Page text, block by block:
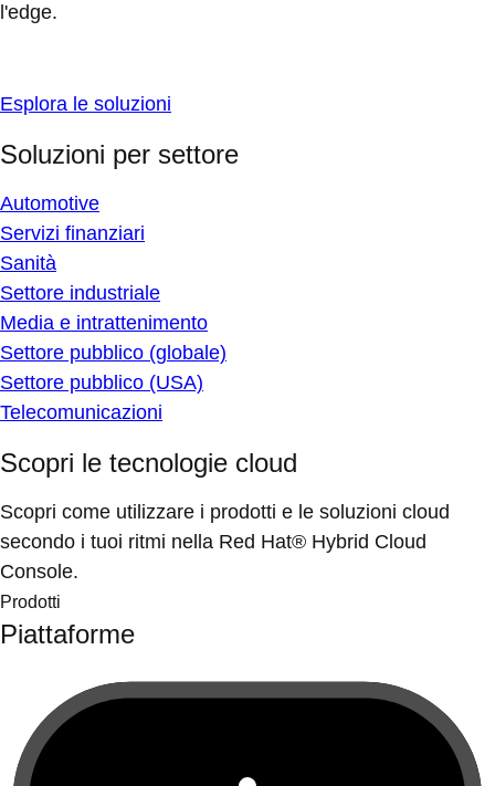
l'edge.
Esplora le soluzioni
Soluzioni per settore
Automotive
Servizi finanziari
Sanità
Settore industriale
Media e intrattenimento
Settore pubblico (globale)
Settore pubblico (USA)
Telecomunicazioni
Scopri le tecnologie cloud
Scopri come utilizzare i prodotti e le soluzioni cloud
secondo i tuoi ritmi nella Red Hat® Hybrid Cloud
Console.
Prodotti
Piattaforme